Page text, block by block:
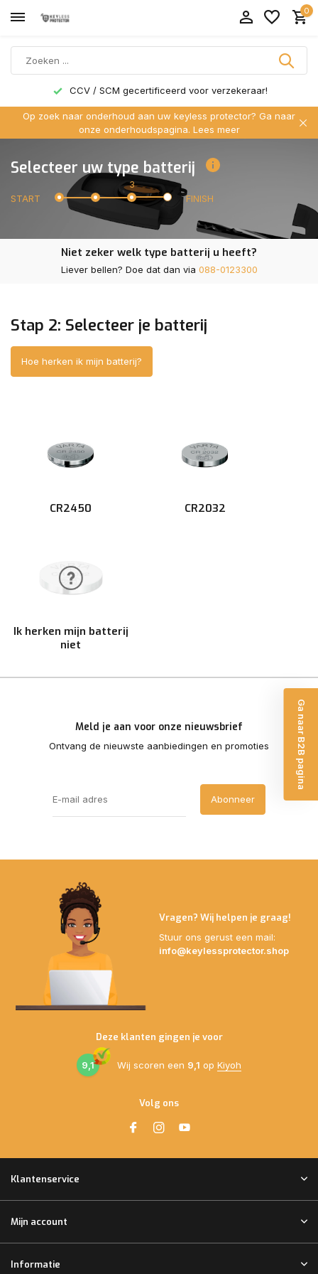
0
CCV / SCM gecertificeerd voor verzekeraar!
Op zoek naar onderhoud aan uw keyless protector? Ga naar
onze onderhoudspagina. Lees meer
Selecteer uw type batterij
START
3
FINISH
Niet zeker welk type batterij u heeft?
Liever bellen? Doe dat dan via 088-0123300
Stap 2: Selecteer je batterij
Hoe herken ik mijn batterij?
CR2450 CR2032
Ik herken mijn batterij
niet
Meld je aan voor onze nieuwsbrief
Ontvang de nieuwste aanbiedingen en promoties
Abonneer
Vragen? Wij helpen je graag!
Stuur ons gerust een mail:
info@keylessprotector.shop
Deze klanten gingen je voor
9,1 Wij scoren een 9,1 op Kiyoh
Volg ons
Klantenservice
Mijn account
Informatie
Ga naar B2B pagina